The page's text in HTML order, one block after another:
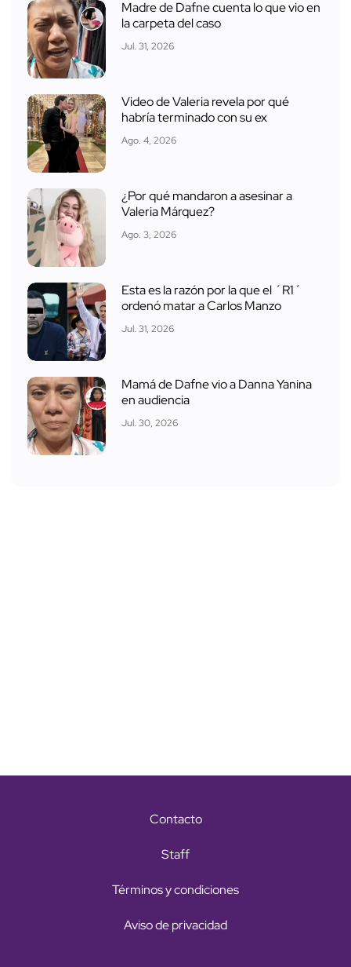
Madre de Dafne cuenta lo que vio en
la carpeta del caso
Jul. 31, 2026
Video de Valeria revela por qué
habría terminado con su ex
Ago. 4, 2026
¿Por qué mandaron a asesinar a
Valeria Márquez?
Ago. 3, 2026
Esta es la razón por la que el ´R1´
ordenó matar a Carlos Manzo
Jul. 31, 2026
Mamá de Dafne vio a Danna Yanina
en audiencia
Jul. 30, 2026
Contacto
Staff
Términos y condiciones
Aviso de privacidad